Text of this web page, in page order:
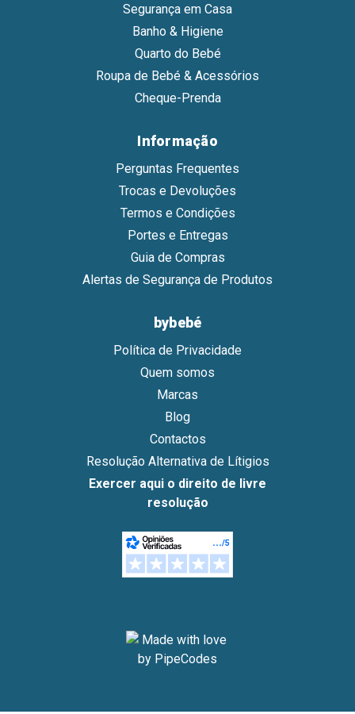
Segurança em Casa
Banho & Higiene
Quarto do Bebé
Roupa de Bebé & Acessórios
Cheque-Prenda
Informação
Perguntas Frequentes
Trocas e Devoluções
Termos e Condições
Portes e Entregas
Guia de Compras
Alertas de Segurança de Produtos
bybebé
Política de Privacidade
Quem somos
Marcas
Blog
Contactos
Resolução Alternativa de Lítigios
Exercer aqui o direito de livre
resolução